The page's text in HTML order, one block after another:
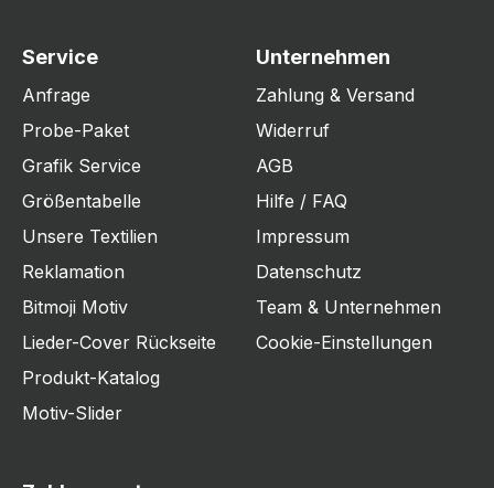
Service
Anfrage
Probe-Paket
Grafik Service
Größentabelle
Unsere Textilien
Reklamation
Bitmoji Motiv
Lieder-Cover Rückseite
Produkt-Katalog
Motiv-Slider
Unternehmen
Zahlung & Versand
Widerruf
AGB
Hilfe / FAQ
Impressum
Datenschutz
Team & Unternehmen
Cookie-Einstellungen